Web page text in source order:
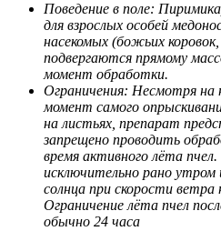
Поведение в поле:
для взрослых особей
насекомых (божьих
подвергаются прямому
момент обработки.
Ограничения: Несмотря на
момент самого
на листьях, препарат
запрещено проводить
время активного лёта
исключительно рано утром
солнца при скорости ветра
Ограничение лёта пчел
обычно 24 часа